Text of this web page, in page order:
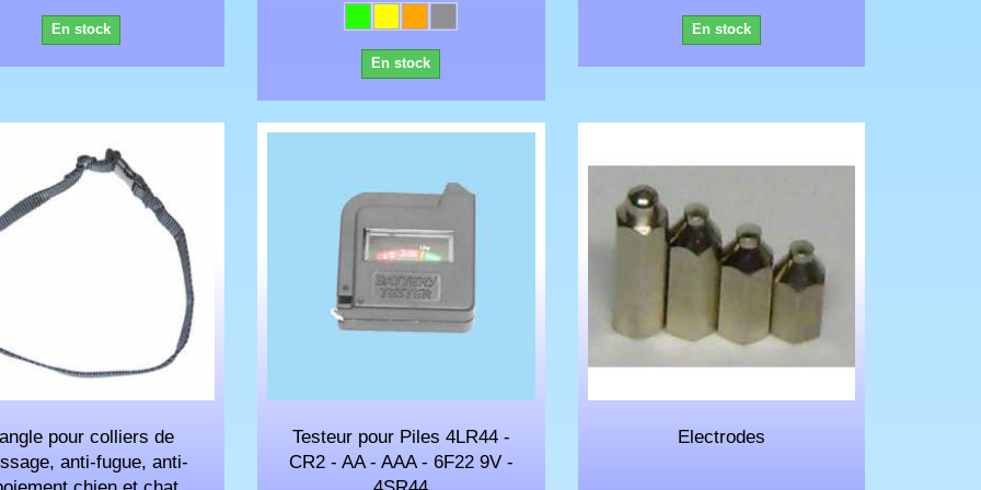
En stock
En stock
En stock
pour colliers de
anti-fugue, anti-
Testeur pour Piles 4LR44 -
CR2 - AA - AAA - 6F22 9V -
Electrodes